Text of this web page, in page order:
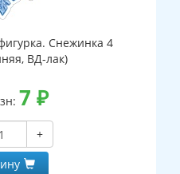
Снежинка 4
ВД-лак)
7 ₽
+